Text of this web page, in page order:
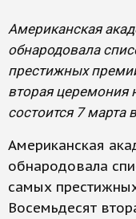
Американская
обнародовала
престижных
вторая церемония
состоится 7 марта
Американская
обнародовала
самых
Восемьдесят